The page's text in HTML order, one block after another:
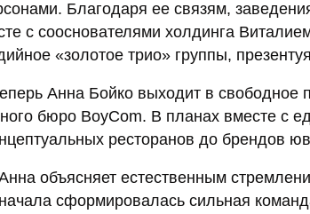
Благодаря ее связям,
с сооснователями холдинга
«золотое трио» группы,
Анна Бойко выходит в свободное
бюро BoyCom. В планах вместе с
ресторанов до брендов
объясняет естественным
сформировалась сильная